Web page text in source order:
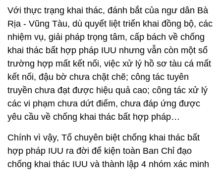
Với thực trạng khai thác, đánh bắt của ngư dân Bà
Rịa - Vũng Tàu, dù quyết liệt triển khai đồng bộ, các
nhiệm vụ, giải pháp trọng tâm, cấp bách về chống
khai thác bất hợp pháp IUU nhưng vẫn còn một số
trường hợp mất kết nối, việc xử lý hồ sơ tàu cá mất
kết nối, đậu bờ chưa chặt chẽ; công tác tuyên
truyền chưa đạt được hiệu quả cao; công tác xử lý
các vi phạm chưa dứt điểm, chưa đáp ứng được
yêu cầu về chống khai thác bất hợp pháp…
Chính vì vậy, Tổ chuyên biệt chống khai thác bất
hợp pháp IUU ra đời để kiện toàn Ban Chỉ đạo
chống khai thác IUU và thành lập 4 nhóm xác minh